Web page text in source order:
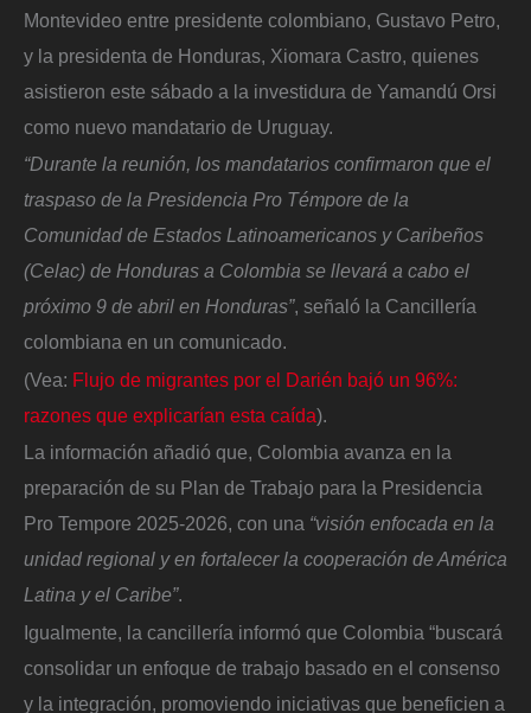
Montevideo entre presidente colombiano, Gustavo Petro,
y la presidenta de Honduras, Xiomara Castro, quienes
asistieron este sábado a la investidura de Yamandú Orsi
como nuevo mandatario de Uruguay.
“Durante la reunión, los mandatarios confirmaron que el
traspaso de la Presidencia Pro Témpore de la
Comunidad de Estados Latinoamericanos y Caribeños
(Celac) de Honduras a Colombia se llevará a cabo el
próximo 9 de abril en Honduras”, señaló la Cancillería
colombiana en un comunicado.
(Vea: Flujo de migrantes por el Darién bajó un 96%:
razones que explicarían esta caída).
La información añadió que, Colombia avanza en la
preparación de su Plan de Trabajo para la Presidencia
Pro Tempore 2025-2026, con una “visión enfocada en la
unidad regional y en fortalecer la cooperación de América
Latina y el Caribe”.
Igualmente, la cancillería informó que Colombia “buscará
consolidar un enfoque de trabajo basado en el consenso
y la integración, promoviendo iniciativas que beneficien a